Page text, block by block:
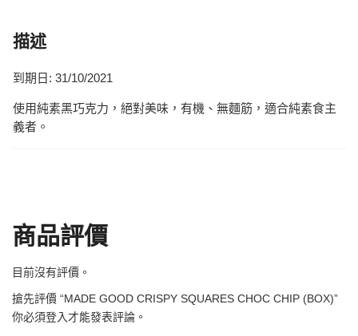
描述
到期日: 31/10/2021
使用純素黑巧克力，絕對美味，有機、無麵筋，適合純素食主
義者。
商品評價
目前沒有評價。
搶先評價 “MADE GOOD CRISPY SQUARES CHOC CHIP (BOX)”
你必須登入 才能發表評論。